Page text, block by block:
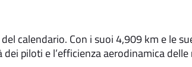
calendario. Con i suoi 4,909 km e le
piloti e l’efficienza aerodinamica